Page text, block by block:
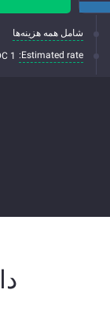
شامل همه هزینه‌ها
Estimated rate:
1 ETH ~ 1896.32 USDC